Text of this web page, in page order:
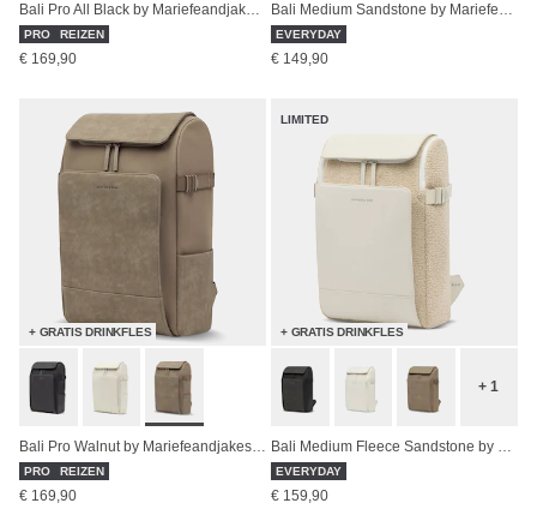
Bali Pro All Black by Mariefeandjakesnow
PRO REIZEN
€ 169,90
Bali Medium Sandstone by Mariefeandjakesnow
EVERYDAY
€ 149,90
+ GRATIS DRINKFLES
PRO REIZEN
€ 169,90
LIMITED
+ GRATIS DRINKFLES
+ 1
EVERYDAY
€ 159,90